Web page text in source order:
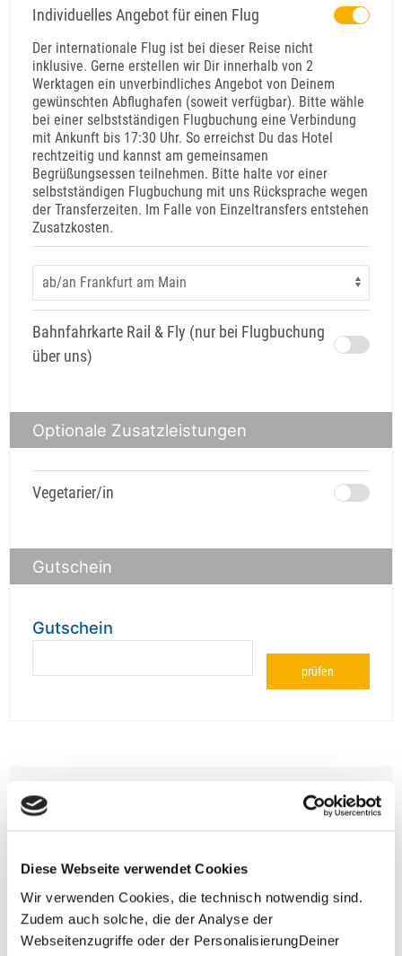
Diese Webseite verwendet Cookies
Wir verwenden Cookies, die technisch notwendig sind.
Zudem auch solche, die der Analyse der
Webseitenzugriffe oder der PersonalisierungDeiner
Individuelles Angebot für einen Flug
Der internationale Flug ist bei dieser Reise nicht
inklusive. Gerne erstellen wir Dir innerhalb von 2
Werktagen ein unverbindliches Angebot von Deinem
gewünschten Abflughafen (soweit verfügbar). Bitte wähle
bei einer selbstständigen Flugbuchung eine Verbindung
mit Ankunft bis 17:30 Uhr. So erreichst Du das Hotel
rechtzeitig und kannst am gemeinsamen
Begrüßungsessen teilnehmen. Bitte halte vor einer
selbstständigen Flugbuchung mit uns Rücksprache wegen
der Transferzeiten. Im Falle von Einzeltransfers entstehen
Zusatzkosten.
Bahnfahrkarte Rail & Fly (nur bei Flugbuchung
über uns)
Optionale Zusatzleistungen
Vegetarier/in
Gutschein
Gutschein
prüfen
Personen teilen sich die Unterkunft. Wir berechnen (je
Finden wir eine/n Partner/in, dann erhältst Du den
Zuschlag zurück.
Unsere Reisen und Seminare sind nicht barrierefrei.